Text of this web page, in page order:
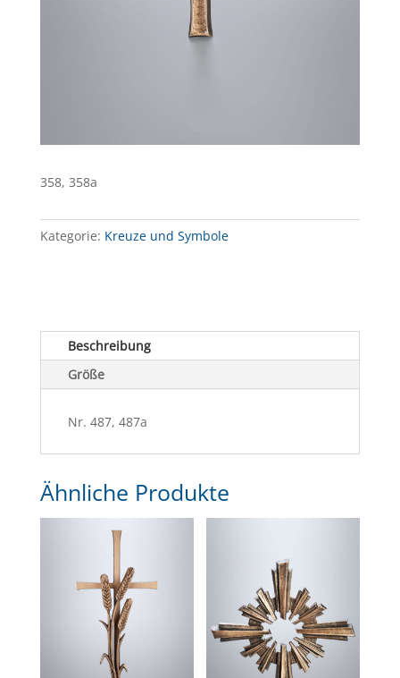
358, 358a
Kategorie: Kreuze und Symbole
Beschreibung
Größe
Nr. 487, 487a
Ähnliche Produkte